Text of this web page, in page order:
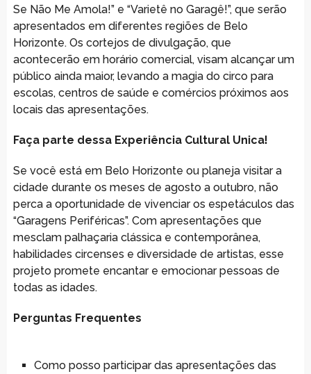
Se Não Me Amola!” e “Varietê no Garagê!”, que serão
apresentados em diferentes regiões de Belo
Horizonte. Os cortejos de divulgação, que
acontecerão em horário comercial, visam alcançar um
público ainda maior, levando a magia do circo para
escolas, centros de saúde e comércios próximos aos
locais das apresentações.
Faça parte dessa Experiência Cultural Unica!
Se você está em Belo Horizonte ou planeja visitar a
cidade durante os meses de agosto a outubro, não
perca a oportunidade de vivenciar os espetáculos das
“Garagens Periféricas”. Com apresentações que
mesclam palhaçaria clássica e contemporânea,
habilidades circenses e diversidade de artistas, esse
projeto promete encantar e emocionar pessoas de
todas as idades.
Perguntas Frequentes
Como posso participar das apresentações das